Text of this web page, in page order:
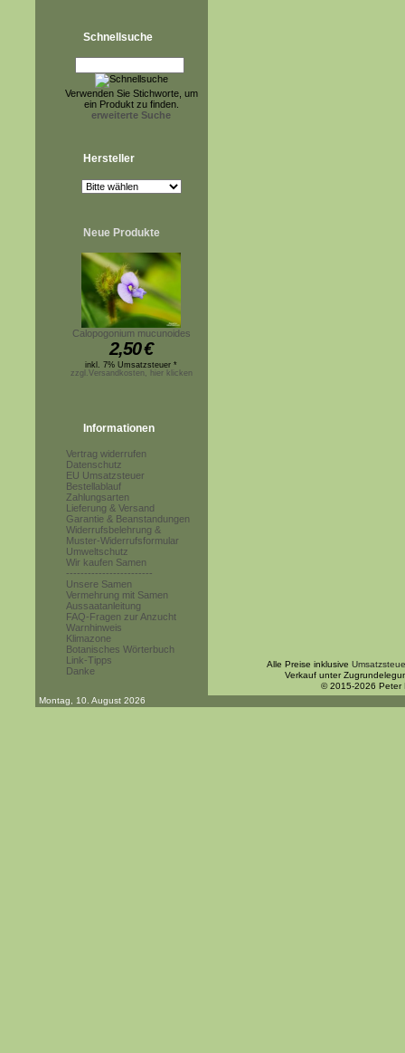
Schnellsuche
Verwenden Sie Stichworte, um
ein Produkt zu finden.
erweiterte Suche
Hersteller
Neue Produkte
Calopogonium mucunoides
2,50€
inkl. 7% Umsatzsteuer *
zzgl.Versandkosten, hier klicken
Informationen
Vertrag widerrufen
Datenschutz
EU Umsatzsteuer
Bestellablauf
Zahlungsarten
Lieferung & Versand
Garantie & Beanstandungen
Widerrufsbelehrung &
Muster-Widerrufsformular
Umweltschutz
Wir kaufen Samen
------------------------
Unsere Samen
Vermehrung mit Samen
Aussaatanleitung
FAQ-Fragen zur Anzucht
Warnhinweis
Klimazone
Botanisches Wörterbuch
Link-Tipps
Danke
Alle Preise inklusive
Verkauf unter
© 2015-2026 Peter
Montag, 10. August 2026